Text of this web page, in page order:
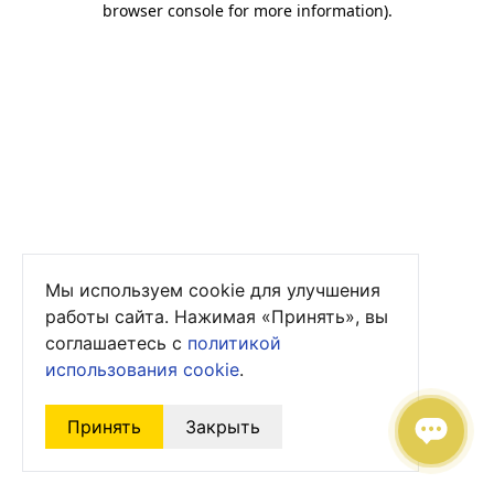
browser console for more information).
Мы используем cookie для улучшения
работы сайта. Нажимая «Принять», вы
соглашаетесь с политикой
использования cookie.
Принять Закрыть